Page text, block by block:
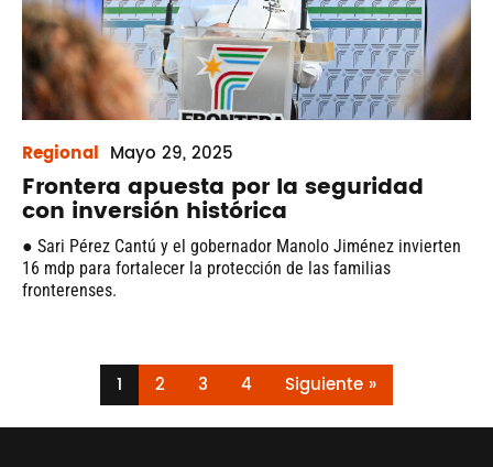
Regional Mayo 29, 2025
Frontera apuesta por la seguridad
con inversión histórica
● Sari Pérez Cantú y el gobernador Manolo Jiménez invierten
16 mdp para fortalecer la protección de las familias
fronterenses.
1 2 3 4 Siguiente »